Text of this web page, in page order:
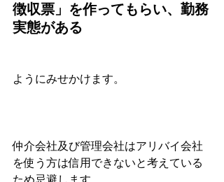
徴収票」を作ってもらい、勤務
実態がある
ようにみせかけます。
仲介会社及び管理会社はアリバイ会社
を使う方は信用できないと考えている